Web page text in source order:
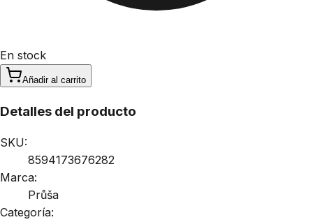
En stock
Añadir al carrito
Detalles del producto
SKU:
8594173676282
Marca:
Průša
Categoría: